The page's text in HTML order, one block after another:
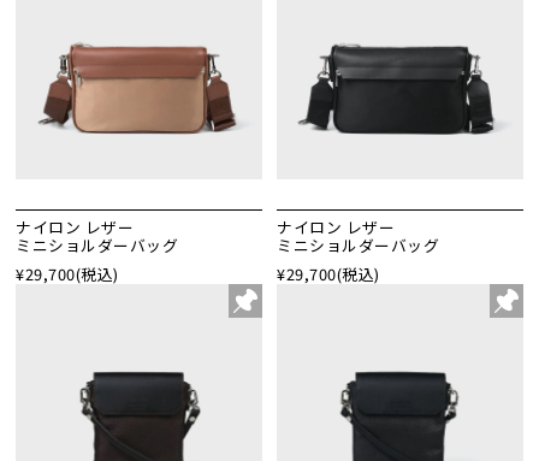
ナイロン レザー
ミニショルダーバッグ
¥29,700(税込)
ナイロン レザー
ミニショルダーバッグ
¥29,700(税込)